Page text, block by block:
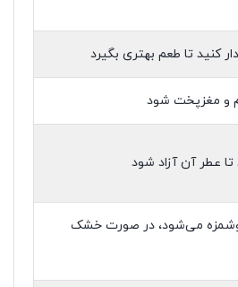
کنید تا طعم بهتری بگیرد
و مغزپخت شود
عطر آن آزاد شود
می‌شود، در صورت خشک